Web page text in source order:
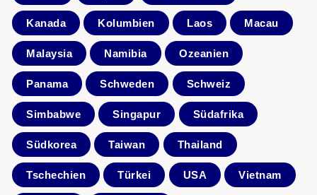
Kanada Kolumbien Laos Macau
Malaysia Namibia Ozeanien
Panama Schweden Schweiz
Simbabwe Singapur Südafrika
Südkorea Taiwan Thailand
Tschechien Türkei USA Vietnam